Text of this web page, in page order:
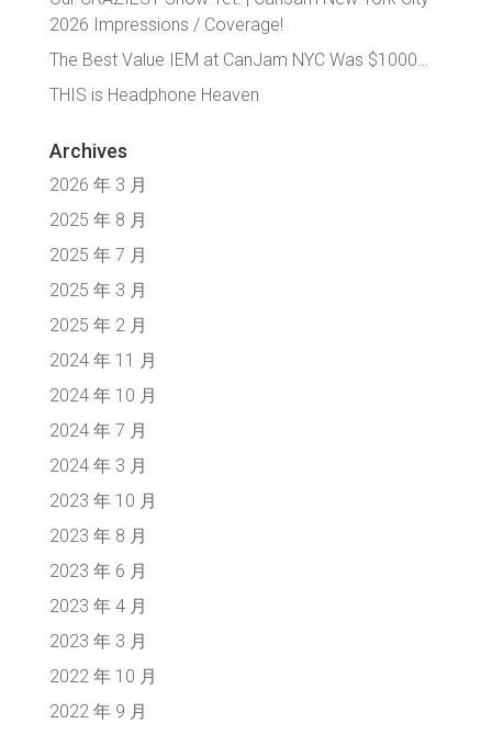
2026 Impressions / Coverage!
The Best Value IEM at CanJam NYC Was $1000…
THIS is Headphone Heaven
Archives
2026 年 3 月
2025 年 8 月
2025 年 7 月
2025 年 3 月
2025 年 2 月
2024 年 11 月
2024 年 10 月
2024 年 7 月
2024 年 3 月
2023 年 10 月
2023 年 8 月
2023 年 6 月
2023 年 4 月
2023 年 3 月
2022 年 10 月
2022 年 9 月